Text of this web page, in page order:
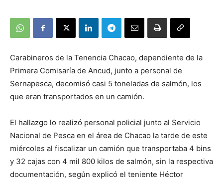
Carabineros de la Tenencia Chacao, dependiente de la
Primera Comisaría de Ancud, junto a personal de
Sernapesca, decomisó casi 5 toneladas de salmón, los
que eran transportados en un camión.
El hallazgo lo realizó personal policial junto al Servicio
Nacional de Pesca en el área de Chacao la tarde de este
miércoles al fiscalizar un camión que transportaba 4 bins
y 32 cajas con 4 mil 800 kilos de salmón, sin la respectiva
documentación, según explicó el teniente Héctor